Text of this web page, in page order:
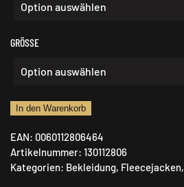
GRÖSSE
Härkila
Hybrid
Fleecejacke
Dark
In den Warenkorb
EAN: 0060112806464
Artikelnummer: 130112806
Kategorien: Bekleidung, Fleecejacken,